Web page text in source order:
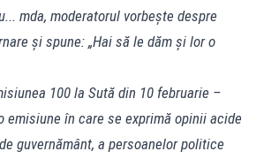
mda, moderatorul vorbește despre
și spune: „Hai să le dăm și lor o
100 la Sută din 10 februarie –
emisiune în care se exprimă opinii acide
guvernământ, a persoanelor politice